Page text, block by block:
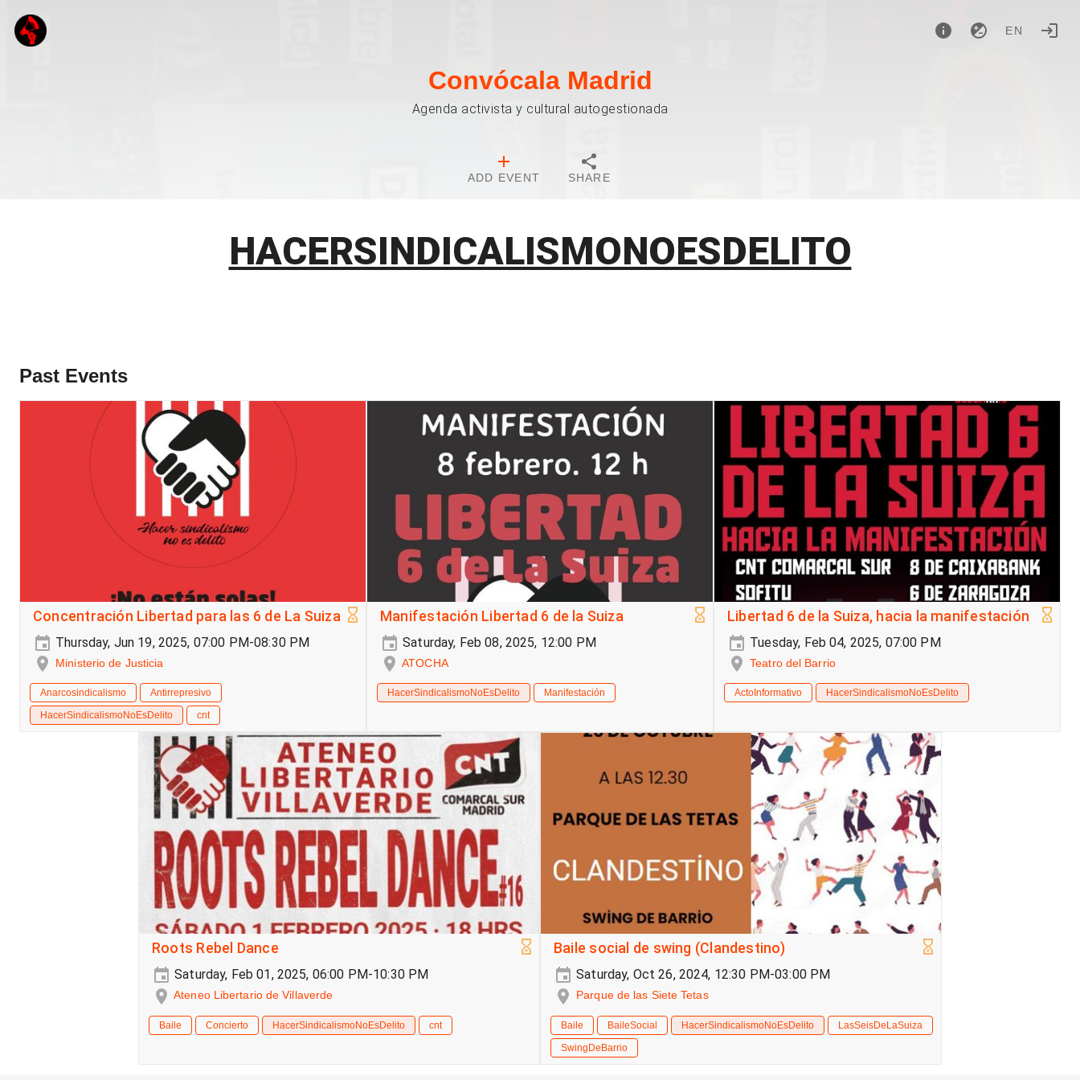
EN
Convócala Madrid
Agenda activista y cultural autogestionada
ADD EVENT SHARE
HACERSINDICALISMONOESDELITO
Past Events
Concentración Libertad para las 6 de La Suiza
Thursday, Jun 19, 2025, 07:00 PM-08:30 PM
Ministerio de Justicia
Anarcosindicalismo
Antirrepresivo
HacerSindicalismoNoEsDelito
cnt
Manifestación Libertad 6 de la Suiza
Saturday, Feb 08, 2025, 12:00 PM
ATOCHA
HacerSindicalismoNoEsDelito Manifestación
Libertad 6 de la Suiza, hacia la manifestación
Tuesday, Feb 04, 2025, 07:00 PM
Teatro del Barrio
ActoInformativo HacerSindicalismoNoEsDelito
Roots Rebel Dance
Saturday, Feb 01, 2025, 06:00 PM-10:30 PM
Ateneo Libertario de Villaverde
Baile Concierto HacerSindicalismoNoEsDelito cnt
Baile social de swing (Clandestino)
Saturday, Oct 26, 2024, 12:30 PM-03:00 PM
Parque de las Siete Tetas
Baile BaileSocial HacerSindicalismoNoEsDelito
LasSeisDeLaSuiza
SwingDeBarrio